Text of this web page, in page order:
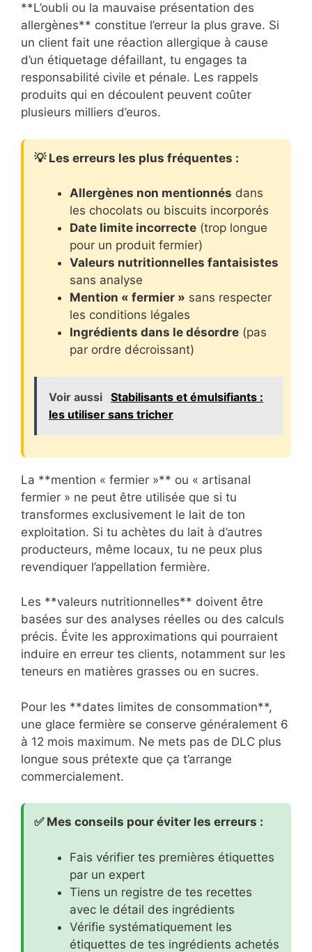
**L’oubli ou la mauvaise présentation des
allergènes** constitue l’erreur la plus grave. Si
un client fait une réaction allergique à cause
d’un étiquetage défaillant, tu engages ta
responsabilité civile et pénale. Les rappels
produits qui en découlent peuvent coûter
plusieurs milliers d’euros.
💡 Les erreurs les plus fréquentes :
Allergènes non mentionnés dans
les chocolats ou biscuits incorporés
Date limite incorrecte (trop longue
pour un produit fermier)
Valeurs nutritionnelles fantaisistes
sans analyse
Mention « fermier » sans respecter
les conditions légales
Ingrédients dans le désordre (pas
par ordre décroissant)
Voir aussi Stabilisants et émulsifiants :
les utiliser sans tricher
La **mention « fermier »** ou « artisanal
fermier » ne peut être utilisée que si tu
transformes exclusivement le lait de ton
exploitation. Si tu achètes du lait à d’autres
producteurs, même locaux, tu ne peux plus
revendiquer l’appellation fermière.
Les **valeurs nutritionnelles** doivent être
basées sur des analyses réelles ou des calculs
précis. Évite les approximations qui pourraient
induire en erreur tes clients, notamment sur les
teneurs en matières grasses ou en sucres.
Pour les **dates limites de consommation**,
une glace fermière se conserve généralement 6
à 12 mois maximum. Ne mets pas de DLC plus
longue sous prétexte que ça t’arrange
commercialement.
✅ Mes conseils pour éviter les erreurs :
Fais vérifier tes premières étiquettes
par un expert
Tiens un registre de tes recettes
avec le détail des ingrédients
Vérifie systématiquement les
étiquettes de tes ingrédients achetés